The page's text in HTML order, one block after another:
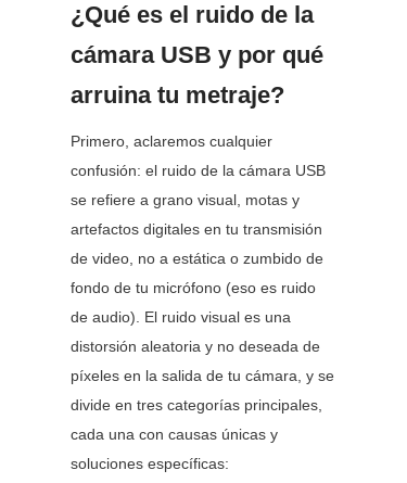
¿Qué es el ruido de la
cámara USB y por qué
arruina tu metraje?
Primero, aclaremos cualquier
confusión: el ruido de la cámara USB
se refiere a grano visual, motas y
artefactos digitales en tu transmisión
de video, no a estática o zumbido de
fondo de tu micrófono (eso es ruido
de audio). El ruido visual es una
distorsión aleatoria y no deseada de
píxeles en la salida de tu cámara, y se
divide en tres categorías principales,
cada una con causas únicas y
soluciones específicas: